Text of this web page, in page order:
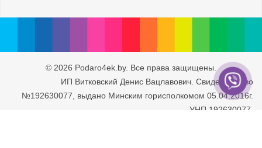
© 2026 Podaro4ek.by. Все права защищены.
ИП Витковский Денис Вацлавович. Свидетельство
№192630077, выдано Минским горисполкомом 05.04.2016г.
УНП 192630077.